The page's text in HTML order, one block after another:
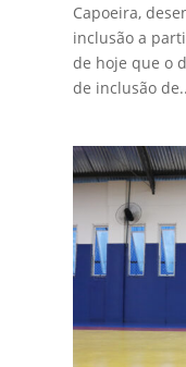
Capoeira,
inclusão a
de hoje que o
de inclusão